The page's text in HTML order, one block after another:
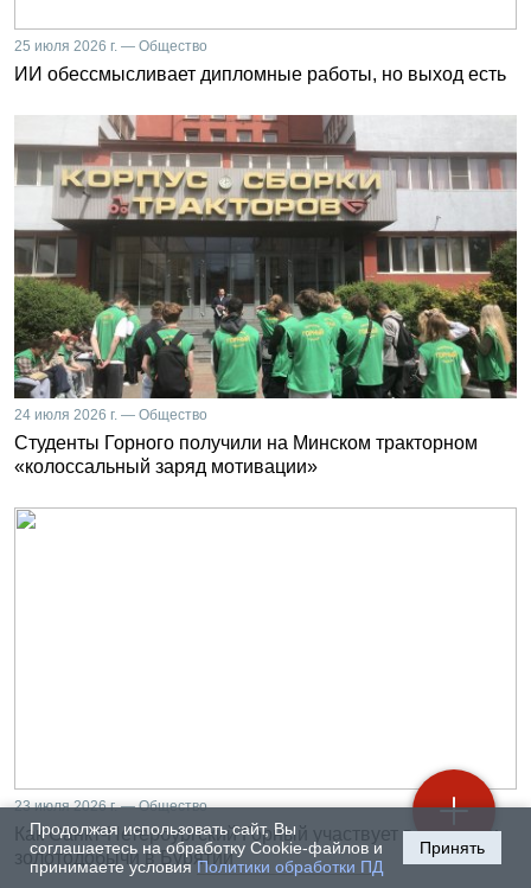
Продолжая использовать сайт, Вы
соглашаетесь на обработку Cookie-файлов и
принимаете условияПолитики обработки ПД
Принять
25 июля 2026 г. — Общество
ИИ обессмысливает дипломные работы, но выход есть
24 июля 2026 г. — Общество
Студенты Горного получили на Минском тракторном
«колоссальный заряд мотивации»
23 июля 2026 г. — Общество
Как Санкт-Петербургский Горный участвует в развитии
золотодобычи в Бурятии